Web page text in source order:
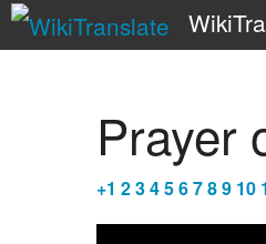
Prayer
+1 23456789 10